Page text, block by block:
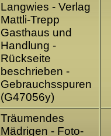
Langwies - Verlag
Mattli-Trepp
Gasthaus und
Handlung -
Rückseite
beschrieben -
Gebrauchsspuren
(G47056y)
Träumendes
Mädrigen - Foto-